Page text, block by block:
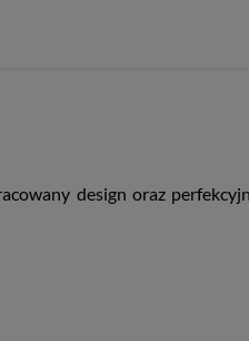
design oraz